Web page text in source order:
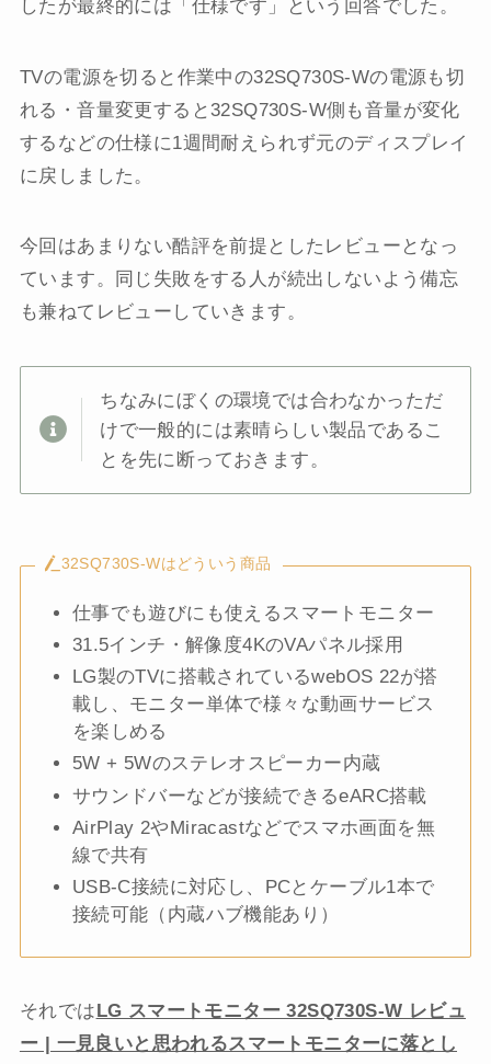
したが最終的には「仕様です」という回答でした。
TVの電源を切ると作業中の32SQ730S-Wの電源も切
れる・音量変更すると32SQ730S-W側も音量が変化
するなどの仕様に1週間耐えられず元のディスプレイ
に戻しました。
今回はあまりない酷評を前提としたレビューとなっ
ています。同じ失敗をする人が続出しないよう備忘
も兼ねてレビューしていきます。
ちなみにぼくの環境では合わなかっただ
けで一般的には素晴らしい製品であるこ
とを先に断っておきます。
32SQ730S-Wはどういう商品
仕事でも遊びにも使えるスマートモニター
31.5インチ・解像度4KのVAパネル採用
LG製のTVに搭載されているwebOS 22が搭
載し、モニター単体で様々な動画サービス
を楽しめる
5W + 5Wのステレオスピーカー内蔵
サウンドバーなどが接続できるeARC搭載
AirPlay 2やMiracastなどでスマホ画面を無
線で共有
USB-C接続に対応し、PCとケーブル1本で
接続可能（内蔵ハブ機能あり）
それではLG スマートモニター 32SQ730S-W レビュ
ー | 一見良いと思われるスマートモニターに落とし